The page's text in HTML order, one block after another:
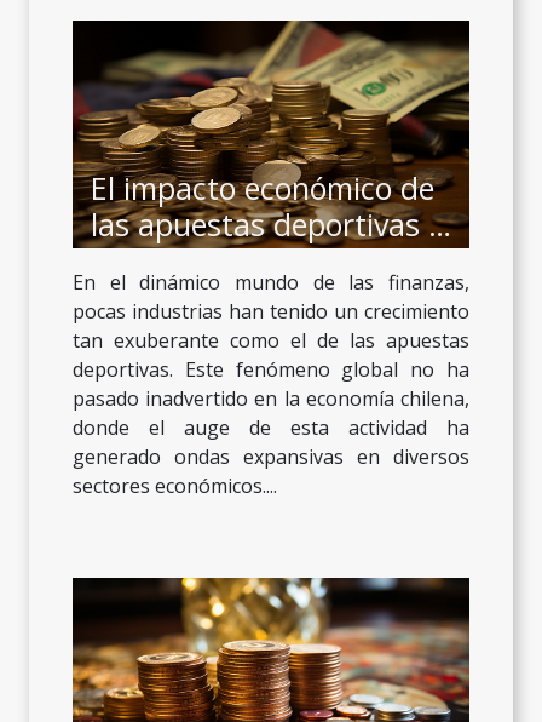
El impacto económico de
las apuestas deportivas en
la economía chilena
En el dinámico mundo de las finanzas,
pocas industrias han tenido un crecimiento
tan exuberante como el de las apuestas
deportivas. Este fenómeno global no ha
pasado inadvertido en la economía chilena,
donde el auge de esta actividad ha
generado ondas expansivas en diversos
sectores económicos....